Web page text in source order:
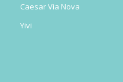
Caesar Via Nova
Yivi